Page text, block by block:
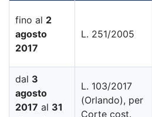
fino al 2
agosto
2017
L. 251/2005
dal 3
agosto
2017 al 31
L. 103/2017
(Orlando), per
Corte cost.